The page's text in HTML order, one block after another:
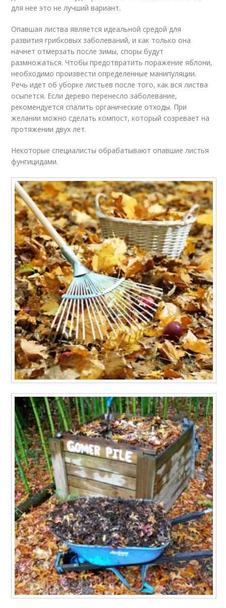
для нее это не лучший вариант.
Опавшая листва является идеальной средой для
развития грибковых заболеваний, и как только она
начнет отмерзать после зимы, споры будут
размножаться. Чтобы предотвратить поражение яблони,
необходимо произвести определенные манипуляции.
Речь идет об уборке листьев после того, как вся листва
осыпется. Если дерево перенесло заболевание,
рекомендуется спалить органические отходы. При
желании можно сделать компост, который созревает на
протяжении двух лет.
Некоторые специалисты обрабатывают опавшие листья
фунгицидами.